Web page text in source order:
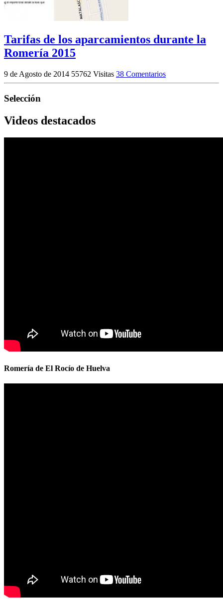
Tarifas de los aparcamientos durante la
Romería 2015
9 de Agosto de 2014 55762 Visitas 38 Comentarios
Selección
Videos destacados
Romería de El Rocío de Huelva